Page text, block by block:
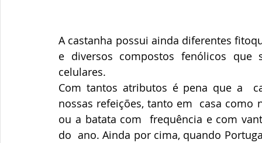
A castanha possui ainda diferentes
e diversos compostos fenólicos que
celulares.
Com tantos atributos é pena que a
nossas refeições, tanto em  casa como
ou a batata com  frequência e com
do  ano. Ainda por cima, quando